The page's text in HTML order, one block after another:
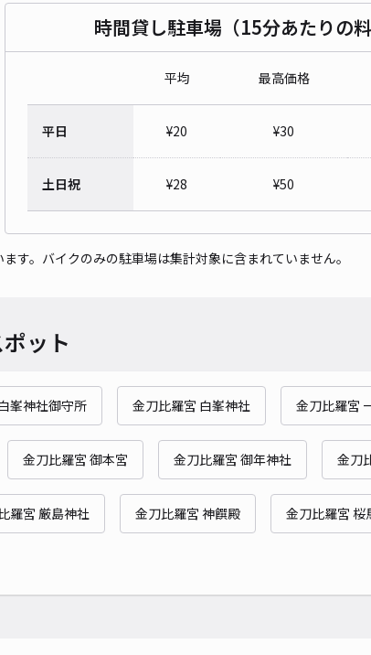
長さ 570cm 以下 車幅
時間貸し駐車場（15分あたりの料
平均 最高価格
平日 ¥20 ¥30
土日祝 ¥28 ¥50
す。バイクのみの駐車場は集計対象に含まれていません。
ット
峯神社御守所 金刀比羅宮 白峯神社 金刀比羅宮
金刀比羅宮 御本宮 金刀比羅宮 御年神社 金刀
羅宮 厳島神社 金刀比羅宮 神饌殿 金刀比羅宮 桜